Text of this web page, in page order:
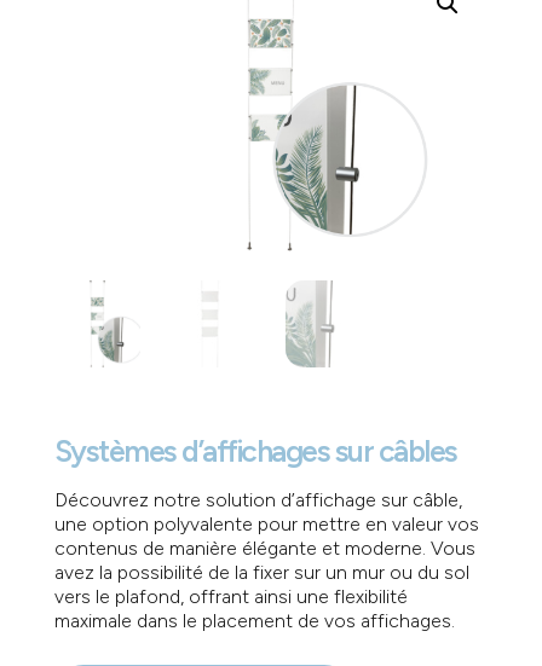
Systèmes d’affichages sur câbles
Découvrez notre solution d’affichage sur câble,
une option polyvalente pour mettre en valeur vos
contenus de manière élégante et moderne. Vous
avez la possibilité de la fixer sur un mur ou du sol
vers le plafond, offrant ainsi une flexibilité
maximale dans le placement de vos affichages.